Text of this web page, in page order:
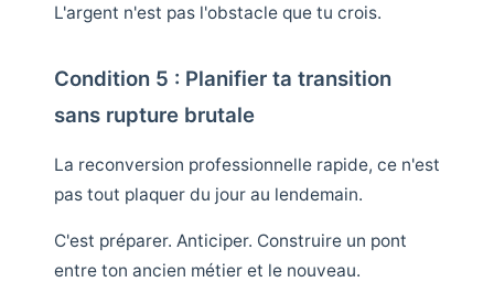
L'argent n'est pas l'obstacle que tu crois.
Condition 5 : Planifier ta transition
sans rupture brutale
La reconversion professionnelle rapide, ce n'est
pas tout plaquer du jour au lendemain.
C'est préparer. Anticiper. Construire un pont
entre ton ancien métier et le nouveau.